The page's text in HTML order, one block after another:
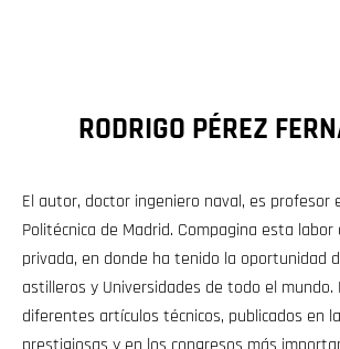
RODRIGO PÉREZ
El autor, doctor ingeniero naval, es profesor
Politécnica de Madrid. Compagina esta labor
privada, en donde ha tenido la oportunidad
astilleros y Universidades de todo el mundo.
diferentes artículos técnicos, publicados en